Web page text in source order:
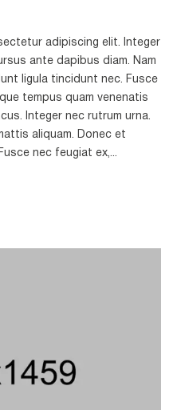
adipiscing elit. Integer
ante dapibus diam. Nam
ligula tincidunt nec. Fusce
tempus quam venenatis
Integer nec rutrum urna.
aliquam. Donec et
nec feugiat ex,...